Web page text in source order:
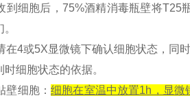
到细胞后，75%酒精消毒瓶壁将T25
在4或5X显微镜下确认细胞状态，同
时细胞状态的依据。
壁细胞：细胞在室温中放置1h，显微